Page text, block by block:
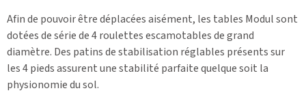
Afin de pouvoir être déplacées aisément, les tables Modul sont
dotées de série de 4 roulettes escamotables de grand
diamètre. Des patins de stabilisation réglables présents sur
les 4 pieds assurent une stabilité parfaite quelque soit la
physionomie du sol.